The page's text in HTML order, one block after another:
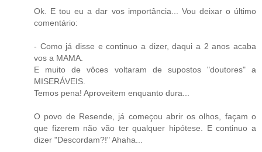
Ok. E tou eu a dar vos importância... Vou deixar o último
comentário:
- Como já disse e continuo a dizer, daqui a 2 anos acaba
vos a MAMA.
E muito de vôces voltaram de supostos "doutores" a
MISERÁVEIS.
Temos pena! Aproveitem enquanto dura...
O povo de Resende, já começou abrir os olhos, façam o
que fizerem não vão ter qualquer hipótese. E continuo a
dizer "Descordam?!" Ahaha...